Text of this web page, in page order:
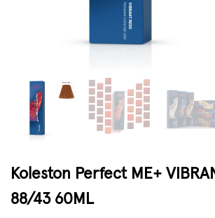
Koleston Perfect ME+
88/43 60ML